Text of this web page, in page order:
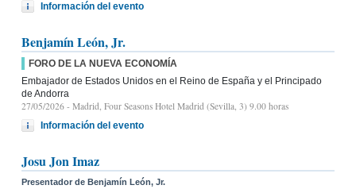
Información del evento
Benjamín León, Jr.
FORO DE LA NUEVA ECONOMÍA
Embajador de Estados Unidos en el Reino de España y el Principado
de Andorra
27/05/2026 - Madrid, Four Seasons Hotel Madrid (Sevilla, 3) 9.00 horas
Información del evento
Josu Jon Imaz
Presentador de Benjamín León, Jr.